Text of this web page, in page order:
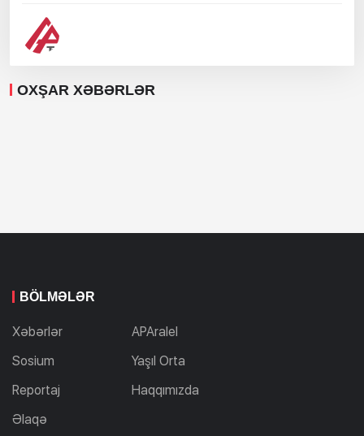
OXŞAR XƏBƏRLƏR
BÖLMƏLƏR
Xəbərlər
APAralel
Sosium
Yaşıl Orta
Reportaj
Haqqımızda
Əlaqə